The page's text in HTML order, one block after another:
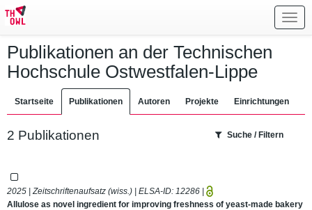
Publikationen an der Technischen
Hochschule Ostwestfalen-Lippe
Startseite Publikationen Autoren Projekte Einrichtungen
2 Publikationen Suche / Filtern
2025 | Zeitschriftenaufsatz (wiss.) | ELSA-ID: 12286 |
Allulose as novel ingredient for improving freshness of yeast-made bakery